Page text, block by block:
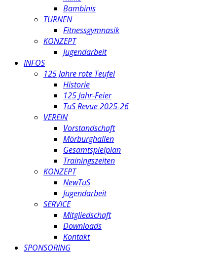
Bambinis
TURNEN
Fitnessgymnasik
KONZEPT
Jugendarbeit
INFOS
125 Jahre rote Teufel
Historie
125 Jahr-Feier
TuS Revue 2025-26
VEREIN
Vorstandschaft
Mörburghallen
Gesamtspielplan
Trainingszeiten
KONZEPT
NewTuS
Jugendarbeit
SERVICE
Mitgliedschaft
Downloads
Kontakt
SPONSORING